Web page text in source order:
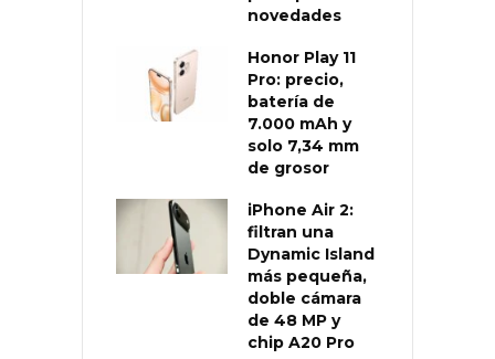
novedades
Honor Play 11
Pro: precio,
batería de
7.000 mAh y
solo 7,34 mm
de grosor
iPhone Air 2:
filtran una
Dynamic Island
más pequeña,
doble cámara
de 48 MP y
chip A20 Pro